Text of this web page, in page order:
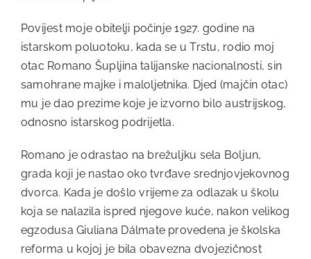
Povijest moje obitelji počinje 1927. godine na
istarskom poluotoku, kada se u Trstu, rodio moj
otac Romano Šupljina talijanske nacionalnosti, sin
samohrane majke i maloljetnika. Djed (majčin otac)
mu je dao prezime koje je izvorno bilo austrijskog,
odnosno istarskog podrijetla.
Romano je odrastao na brežuljku sela Boljun,
grada koji je nastao oko tvrđave srednjovjekovnog
dvorca. Kada je došlo vrijeme za odlazak u školu
koja se nalazila ispred njegove kuće, nakon velikog
egzodusa Giuliana Dálmate provedena je školska
reforma u kojoj je bila obavezna dvojezičnost